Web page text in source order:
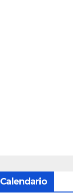
Calendario